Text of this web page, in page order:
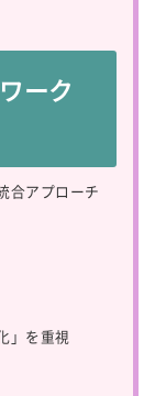
ーク
合アプローチ
」を重視